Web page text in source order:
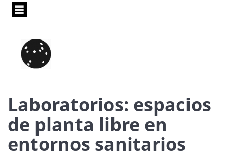
Pasar
principal
Laboratorios: espacios
de planta libre en
entornos sanitarios